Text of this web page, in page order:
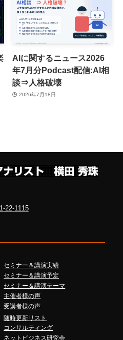
AIに関するニュース2026
年7月分Podcast配信:AI相
談⇒人格破壊
2026年7月18日
22-1115
セミナー＆講演実績
セミナー＆講演予定
セミナー＆講演テーマ
主催者様の声
受講者様の声
随時更新リスト
コンサルティング
ネットビジネス研究会